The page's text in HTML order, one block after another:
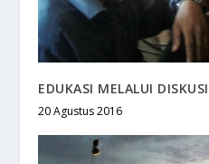
EDUKASI MELALUI DISKUSI
20 Agustus 2016